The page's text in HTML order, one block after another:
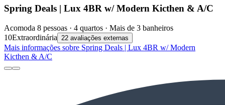
Spring Deals | Lux 4BR w/ Modern Kicthen & A/C
Acomoda 8 pessoas · 4 quartos · Mais de 3 banheiros
10Extraordinária 22 avaliações externas
Mais informações sobre Spring Deals | Lux 4BR w/ Modern
Kicthen & A/C